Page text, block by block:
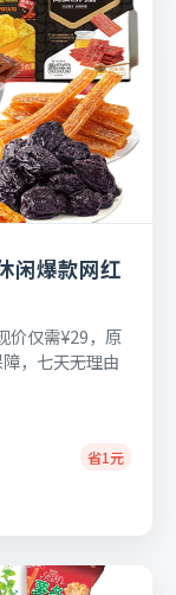
闲爆款网红
价仅需¥29，原
，七天无理由
省1元